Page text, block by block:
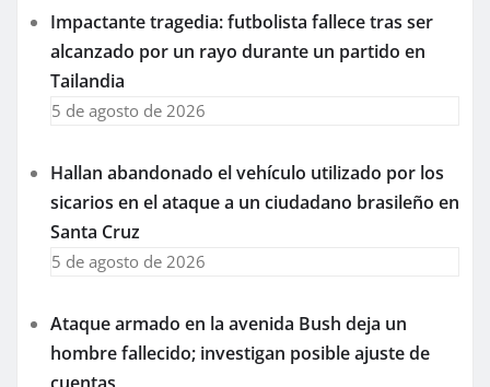
Impactante tragedia: futbolista fallece tras ser
alcanzado por un rayo durante un partido en
Tailandia
5 de agosto de 2026
Hallan abandonado el vehículo utilizado por los
sicarios en el ataque a un ciudadano brasileño en
Santa Cruz
5 de agosto de 2026
Ataque armado en la avenida Bush deja un
hombre fallecido; investigan posible ajuste de